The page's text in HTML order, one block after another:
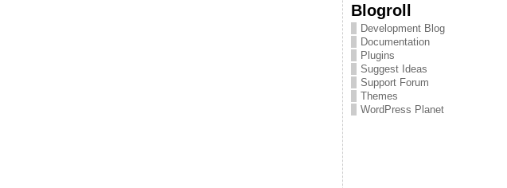
Blogroll
Development Blog
Documentation
Plugins
Suggest Ideas
Support Forum
Themes
WordPress Planet